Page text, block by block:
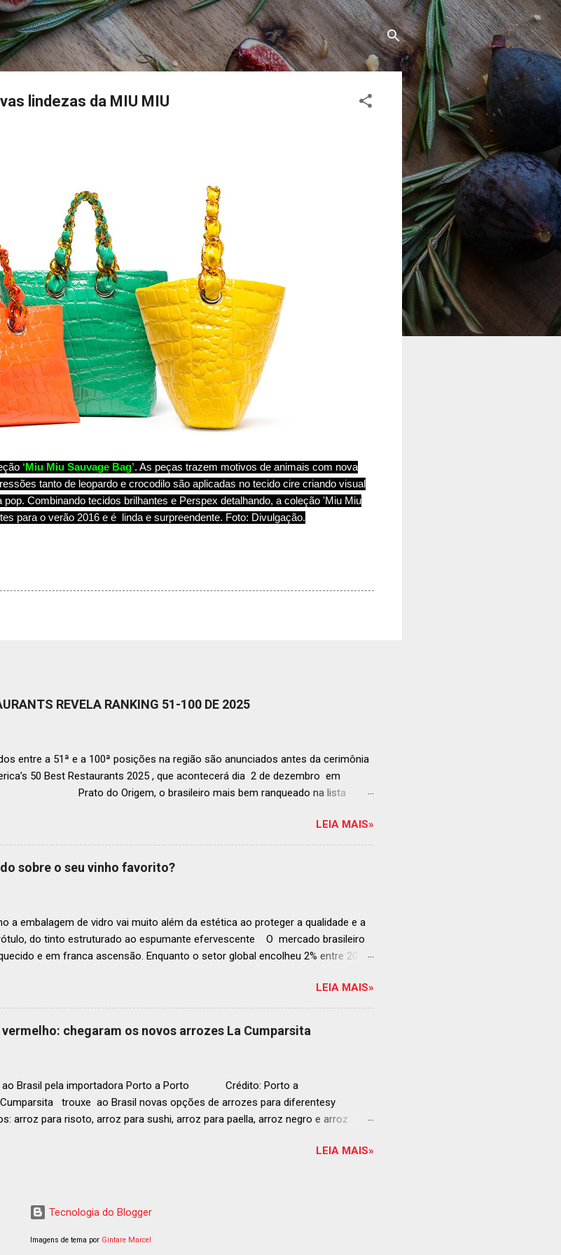
Pular para o conteúdo principal
lindezas da MIU MIU
‘Miu Miu Sauvage Bag’. As peças trazem motivos de animais com nova
tanto de leopardo e crocodilo são aplicadas no tecido cire criando visual
Combinando tecidos brilhantes e Perspex detalhando, a coleção 'Miu Miu
para o verão 2016 e é linda e surpreendente. Foto: Divulgação.
REVELA RANKING 51-100 DE 2025
entre a 51ª e a 100ª posições na região são anunciados antes da cerimônia
50 Best Restaurants 2025 , que acontecerá dia 2 de dezembro em
Prato do Origem, o brasileiro mais bem ranqueado na lista
No.51 a No.100,em celebração ao panorama vibrante e diversificado da
A lista expandida demonstra o empenho da organização em reconhecer
de talentos gastronômicos e prepara o palco para a grande revelação da
LEIA MAIS»
sobre o seu vinho favorito?
a embalagem de vidro vai muito além da estética ao proteger a qualidade e a
do tinto estruturado ao espumante efervescente O mercado brasileiro
e em franca ascensão. Enquanto o setor global encolheu 2% entre 2019
a consultoria Euromonitor. É neste cenário de taças cheias e expansão
líder mundial na fabricação de embalagens de vidro, se posiciona como
e consumidores e desvenda o segredo por trás da embalagem perfeita
Se você pensava que garrafa de vinho era tudo igual, prepare-se para
LEIA MAIS»
chegaram os novos arrozes La Cumparsita
ao Brasil pela importadora Porto a Porto Crédito: Porto a
trouxe ao Brasil novas opções de arrozes para diferentesy
arroz para risoto, arroz para sushi, arroz para paella, arroz negro e arroz
na Itália e distribuídos pela Porto a Porto. Em práticas embalagens de 500
características necessárias para o arroz de sushi com a alta qualidade do
um bom sushi é preciso arroz branco, doce e de grão curto. O segredo está na
LEIA MAIS»
Tecnologia do Blogger
Imagens de tema por Gintare Marcel